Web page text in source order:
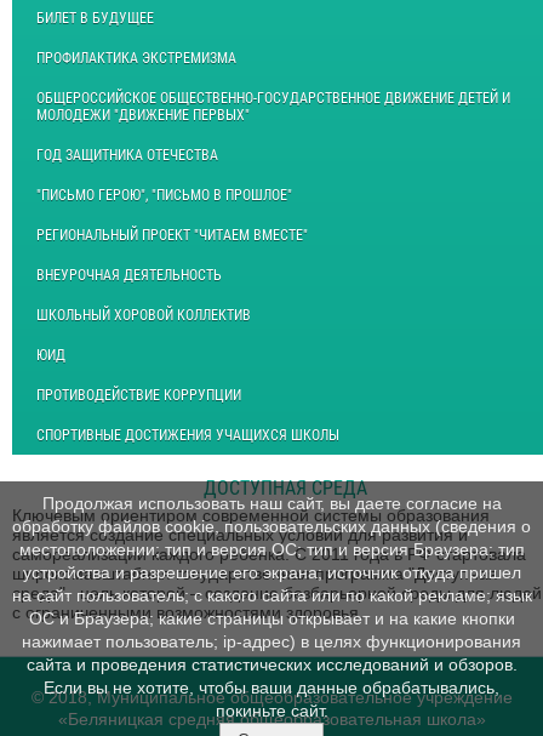
БИЛЕТ В БУДУЩЕЕ
ПРОФИЛАКТИКА ЭКСТРЕМИЗМА
ОБЩЕРОССИЙСКОЕ ОБЩЕСТВЕННО-ГОСУДАРСТВЕННОЕ ДВИЖЕНИЕ ДЕТЕЙ И
МОЛОДЕЖИ "ДВИЖЕНИЕ ПЕРВЫХ"
ГОД ЗАЩИТНИКА ОТЕЧЕСТВА
"ПИСЬМО ГЕРОЮ", "ПИСЬМО В ПРОШЛОЕ"
РЕГИОНАЛЬНЫЙ ПРОЕКТ "ЧИТАЕМ ВМЕСТЕ"
ВНЕУРОЧНАЯ ДЕЯТЕЛЬНОСТЬ
ШКОЛЬНЫЙ ХОРОВОЙ КОЛЛЕКТИВ
ЮИД
ПРОТИВОДЕЙСТВИЕ КОРРУПЦИИ
СПОРТИВНЫЕ ДОСТИЖЕНИЯ УЧАЩИХСЯ ШКОЛЫ
ДОСТУПНАЯ СРЕДА
Ключевым ориентиром современной системы образования
является создание специальных условий для развития и
самореализации каждого ребенка. С 2011 года в РФ стартовала
широкомасштабная государственная программа "Доступная
среда", цель которой – создание безбарьерной среды для людей
с ограниченными возможностями здоровья.
© 2018, Муниципальное общеобразовательное учреждение
«Беляницкая средняя общеобразовательная школа»
Продолжая использовать наш сайт, вы даете согласие на
обработку файлов cookie, пользовательских данных (сведения о
местоположении; тип и версия ОС; тип и версия Браузера; тип
устройства и разрешение его экрана; источник откуда пришел
на сайт пользователь; с какого сайта или по какой рекламе; язык
ОС и Браузера; какие страницы открывает и на какие кнопки
нажимает пользователь; ip-адрес) в целях функционирования
сайта и проведения статистических исследований и обзоров.
Если вы не хотите, чтобы ваши данные обрабатывались,
покиньте сайт.